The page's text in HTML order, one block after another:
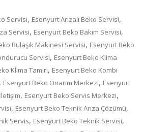
Servisi, Esenyurt Arızalı Beko Servisi,
Servisi, Esenyurt Beko Bakım Servisi,
Bulaşık Makinesi Servisi, Esenyurt Beko
Servisi, Esenyurt Beko Klima
Klima Tamiri, Esenyurt Beko Kombi
, Esenyurt Beko Onarım Merkezi, Esenyurt
, Esenyurt Beko Servis Merkezi,
, Esenyurt Beko Teknik Arıza Çözümü,
Servis, Esenyurt Beko Teknik Servisi,